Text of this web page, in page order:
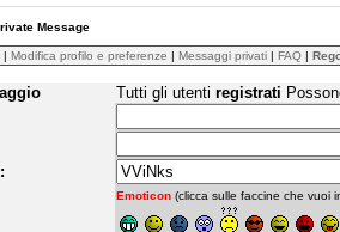
Message
| Modifica profilo e preferenze | Messaggi privati | FAQ |
Tutti gli utenti registrati
Emoticon (clicca sulle faccine che vuoi